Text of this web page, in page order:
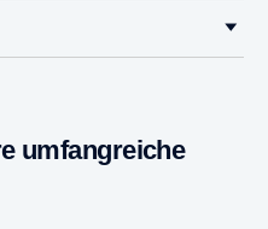
umfangreiche